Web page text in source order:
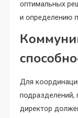
оптимальных
и определению
Для
директор